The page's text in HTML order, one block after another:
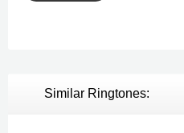
Similar Ringtones: